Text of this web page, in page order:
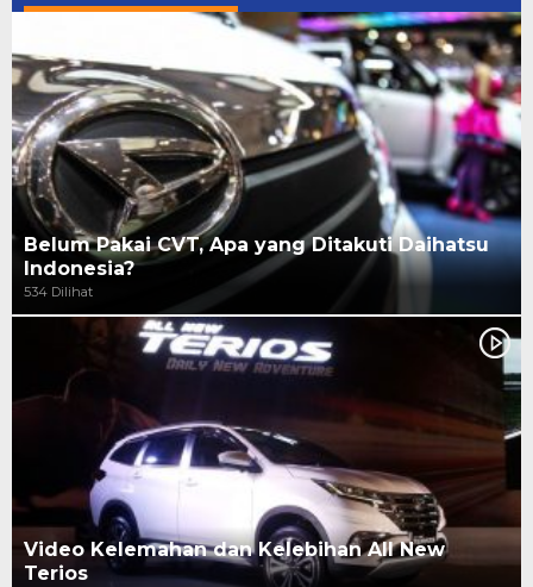
Belum Pakai CVT, Apa yang Ditakuti Daihatsu
Indonesia?
534 Dilihat
Video Kelemahan dan Kelebihan All New
Terios